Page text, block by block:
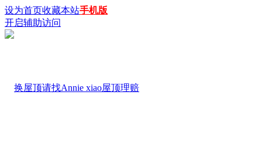
设为首页收藏本站手机版
开启辅助访问